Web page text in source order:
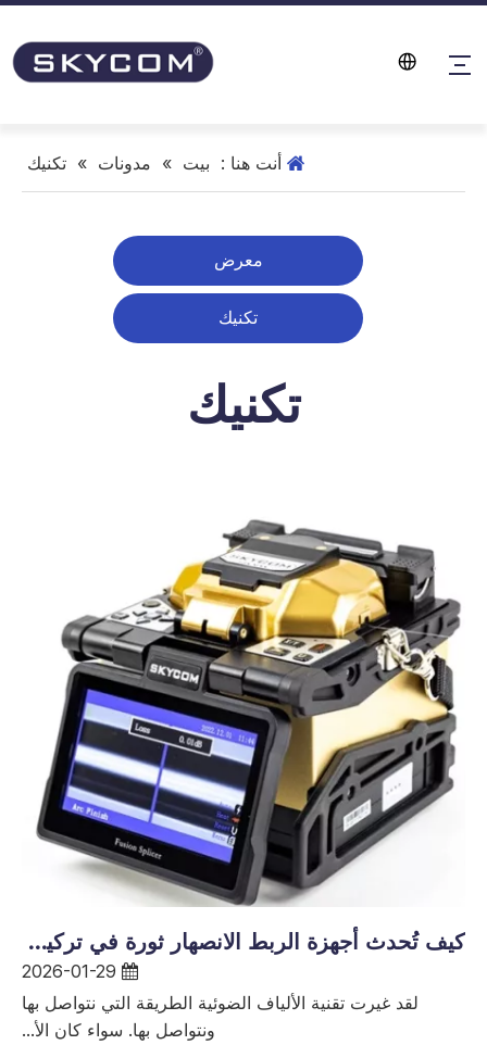
أنت هنا : بيت » مدونات » تكنيك
معرض
تكنيك
تكنيك
كيف تُحدث أجهزة الربط الانصهار ثورة في تركيب الألياف البصرية وأدائها
لقد غيرت تقنية الألياف الضوئية الطريقة التي نتواصل بها
ونتواصل بها. سواء كان الأ...